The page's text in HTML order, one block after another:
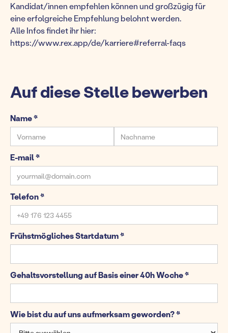
Kandidat/innen empfehlen können und großzügig für
eine erfolgreiche Empfehlung belohnt werden.
Alle Infos findet ihr hier:
https://www.rex.app/de/karriere#referral-faqs
Auf diese Stelle bewerben
Name *
E-mail *
Telefon *
Frühstmögliches Startdatum *
Gehaltsvorstellung auf Basis einer 40h Woche *
Wie bist du auf uns aufmerksam geworden? *